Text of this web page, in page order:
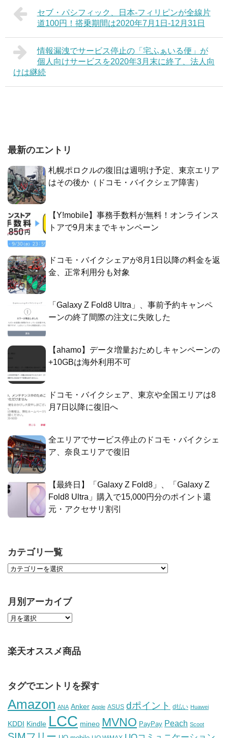
セブ・パシフィック、日本-フィリピンが全線片
道100円！搭乗期間は2020年7月1日-12月31日
情報漏洩でサービス停止の「宅ふぁいる便」が
個人向けサービスを2020年3月末に終了、法人向
けは継続
最新のエントリ
札幌ポロクルの復旧は週明け予定、東京エリア
はその後か（ドコモ・バイクシェア障害）
【Y!mobile】事務手数料が無料！オンラインス
トアで9月末までキャンペーン
ドコモ・バイクシェアが8月1日以降の料金を返
金、正常利用分も対象
「Galaxy Z Fold8 Ultra」、事前予約キャンペ
ーンの終了間際の注文に失敗した
【ahamo】データ増量おためしキャンペーンの
+10GBは海外利用不可
ドコモ・バイクシェア、東京や全国エリアは8
月7日以降に復旧へ
全エリアでサービス停止のドコモ・バイクシェ
ア、奈良エリアで復旧
【最終日】「Galaxy Z Fold8」、「Galaxy Z
Fold8 Ultra」購入で15,000円分のポイント還
元・アクセサリ割引
カテゴリ一覧
月別アーカイブ
楽天オススメ商品
タグでエントリを探す
Amazon ANA Anker Apple ASUS dポイント d払い Huawei
KDDI Kindle LCC mineo MVNO PayPay Peach Scoot